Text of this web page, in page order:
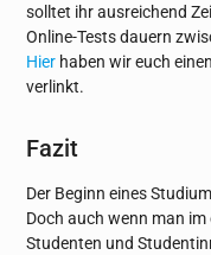
solltet ihr ausreichend
Online-Tests dauern
Hier haben wir euch
verlinkt.
Fazit
Der Beginn eines
Doch auch wenn man
Studenten und